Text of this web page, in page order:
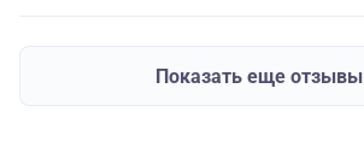
Показать еще отзывы